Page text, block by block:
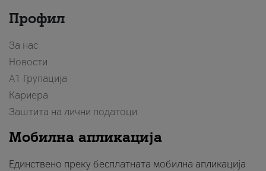
Профил
За нас
Новости
А1 Групација
Кариера
Заштита на лични податоци
Мобилна апликација
Единствено преку бесплатната мобилна апликација